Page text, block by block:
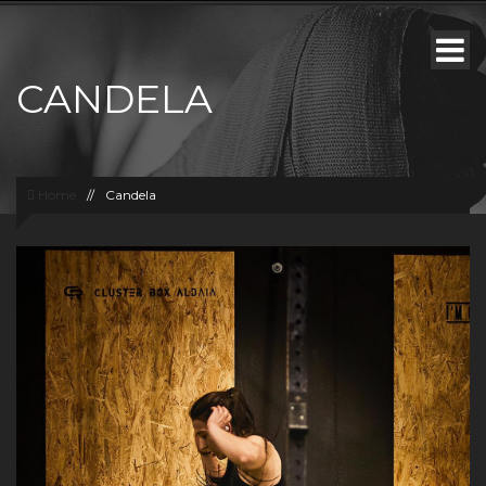
CANDELA
// Candela